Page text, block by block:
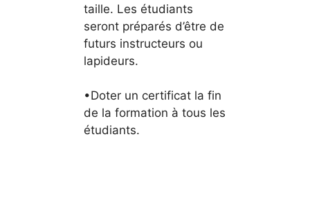
taille. Les étudiants
seront préparés d’être de
futurs instructeurs ou
lapideurs.
•Doter un certificat la fin
de la formation à tous les
étudiants.